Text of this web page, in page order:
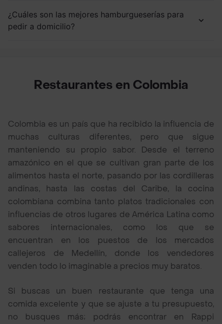
¿Cuáles son las mejores hamburgueserías para
pedir a domicilio?
Restaurantes en Colombia
Colombia es un país que ha recibido la influencia de
muchas culturas diferentes, pero que sigue
manteniendo su propio sabor. Desde el terreno
amazónico en el que se cultivan gran parte de los
alimentos hasta el norte, pasando por las cordilleras
andinas, hasta las costas del Caribe, la cocina
colombiana combina tanto platos tradicionales con
influencias de otros lugares de América Latina como
sabores internacionales, como los que se
encuentran en los puestos de los mercados
callejeros de Medellín, donde los vendedores
venden todo lo imaginable a precios muy baratos.
Si buscas un buen restaurante que tenga una
comida excelente y que se ajuste a tu presupuesto,
no busques más; podrás encontrar en Rappi